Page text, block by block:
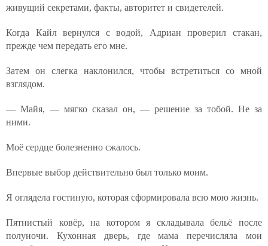
живущий секретами, факты, авторитет и свидетелей.
Когда Кайл вернулся с водой, Адриан проверил стакан,
прежде чем передать его мне.
Затем он слегка наклонился, чтобы встретиться со мной
взглядом.
— Майя, — мягко сказал он, — решение за тобой. Не за
ними.
Моё сердце болезненно сжалось.
Впервые выбор действительно был только моим.
Я оглядела гостиную, которая сформировала всю мою жизнь.
Пятнистый ковёр, на котором я складывала бельё после
полуночи. Кухонная дверь, где мама перечисляла мои